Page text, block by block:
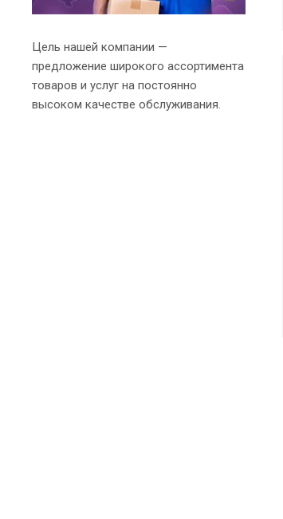
Цель нашей компании —
предложение широкого ассортимента
товаров и услуг на постоянно
высоком качестве обслуживания.